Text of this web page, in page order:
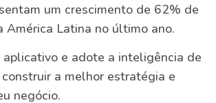
um crescimento de 62% de
América Latina no último ano.
aplicativo e adote a inteligência de
a melhor estratégia e
negócio.